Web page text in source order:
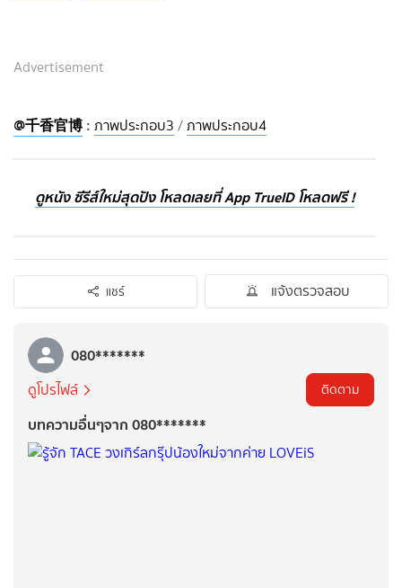
Advertisement
@千香官博: ภาพประกอบ3 /ภาพประกอบ4
ดูหนัง ซีรีส์ใหม่สุดปัง โหลดเลยที่ App TrueID โหลดฟรี !
แชร์ แจ้งตรวจสอบ
080*******
ดูโปรไฟล์ ติดตาม
บทความอื่นๆจาก 080*******